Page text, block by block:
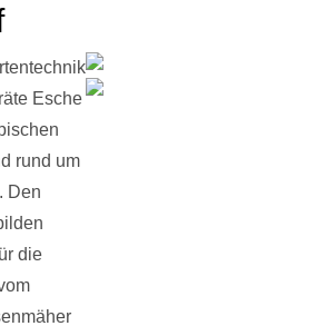
Esche
rund um
Den
die